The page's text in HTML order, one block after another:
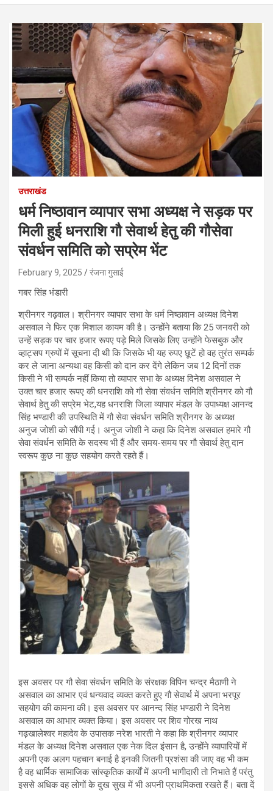
उत्तराखंड
धर्म निष्ठावान व्यापार सभा अध्यक्ष ने सड़क पर
मिली हुई धनराशि गौ सेवार्थ हेतु की गौसेवा
संवर्धन समिति को सप्रेम भेंट
February 9, 2025 रंजना गुसाई
गबर सिंह भंडारी
श्रीनगर गढ़वाल। श्रीनगर व्यापार सभा के धर्म निष्ठावान अध्यक्ष दिनेश
असवाल ने फिर एक मिशाल कायम की है। उन्होंने बताया कि 25 जनवरी को
उन्हें सड़क पर चार हजार रूपए पड़े मिले जिसके लिए उन्होंने फेसबुक और
व्हाट्सप ग्रुपों में सूचना दी थी कि जिसके भी यह रुपए छूटें हो वह तुरंत सम्पर्क
कर ले जाना अन्यथा वह किसी को दान कर देंगे लेकिन जब 12 दिनों तक
किसी ने भी सम्पर्क नहीं किया तो व्यापार सभा के अध्यक्ष दिनेश असवाल ने
उक्त चार हजार रूपए की धनराशि को गौ सेवा संवर्धन समिति श्रीनगर को गौ
सेवार्थ हेतु की सप्रेम भेट,यह धनराशि जिला व्यापार मंडल के उपाध्यक्ष आनन्द
सिंह भण्डारी की उपस्थिति में गौ सेवा संवर्धन समिति श्रीनगर के अध्यक्ष
अनुज जोशी को सौंपी गई। अनुज जोशी ने कहा कि दिनेश असवाल हमारे गौ
सेवा संवर्धन समिति के सदस्य भी हैं और समय-समय पर गौ सेवार्थ हेतु दान
स्वरूप कुछ ना कुछ सहयोग करते रहते हैं।
इस अवसर पर गौ सेवा संवर्धन समिति के संरक्षक विपिन चन्द्र मैठाणी ने
असवाल का आभार एवं धन्यवाद व्यक्त करते हुए गौ सेवार्थ में अपना भरपूर
सहयोग की कामना की। इस अवसर पर आनन्द सिंह भण्डारी ने दिनेश
असवाल का आभार व्यक्त किया। इस अवसर पर शिव गोरख नाथ
गढ़खालेश्वर महादेव के उपासक नरेश भारती ने कहा कि श्रीनगर व्यापार
मंडल के अध्यक्ष दिनेश असवाल एक नेक दिल इंसान है, उन्होंने व्यापारियों में
अपनी एक अलग पहचान बनाई है इनकी जितनी प्रशंसा की जाए वह भी कम
है वह धार्मिक सामाजिक सांस्कृतिक कार्यों में अपनी भागीदारी तो निभाते हैं परंतु
इससे अधिक वह लोगों के दुख सुख में भी अपनी प्राथमिकता रखते हैं। बता दें